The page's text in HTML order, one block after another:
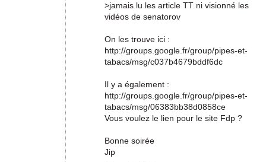
>jamais lu les article TT ni visionné les
vidéos de senatorov
On les trouve ici :
http://groups.google.fr/group/pipes-et-
tabacs/msg/c037b4679bddf6dc
Il y a également :
http://groups.google.fr/group/pipes-et-
tabacs/msg/06383bb38d0858ce
Vous voulez le lien pour le site Fdp ?
Bonne soirée
Jip